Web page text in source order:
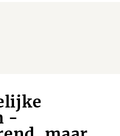
-